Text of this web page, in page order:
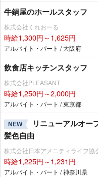
牛鍋屋のホールスタッフ
株式会社くれおーる
時給1,300円～1,625円
アルバイト・パート / 大阪府
飲食店キッチンスタッフ
株式会社PLEASANT
時給1,250円～2,000円
アルバイト・パート / 東京都
NEW
リニューアルオー
髪色自由
株式会社日本アメニティライフ協
時給1,225円～1,231円
アルバイト・パート / 神奈川県